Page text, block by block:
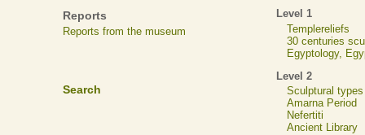
Reports
Reports from the museum
Search
Level 1
Templereliefs
30 centuries
Egyptology,
Level 2
Sculptural types
Amarna Period
Nefertiti
Ancient Library